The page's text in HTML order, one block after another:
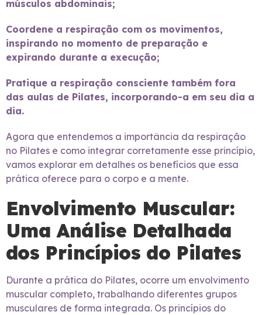
músculos abdominais;
Coordene a respiração com os movimentos,
inspirando no momento de preparação e
expirando durante a execução;
Pratique a respiração consciente também fora
das aulas de Pilates, incorporando-a em seu dia a
dia.
Agora que entendemos a importância da respiração
no Pilates e como integrar corretamente esse princípio,
vamos explorar em detalhes os benefícios que essa
prática oferece para o corpo e a mente.
Envolvimento Muscular:
Uma Análise Detalhada
dos Princípios do Pilates
Durante a prática do Pilates, ocorre um envolvimento
muscular completo, trabalhando diferentes grupos
musculares de forma integrada. Os princípios do